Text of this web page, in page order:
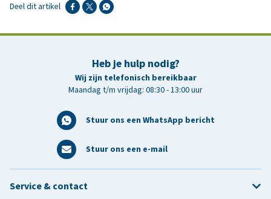
Deel dit artikel
Heb je hulp nodig?
Wij zijn telefonisch bereikbaar
Maandag t/m vrijdag: 08:30 - 13:00 uur
Stuur ons een WhatsApp bericht
Stuur ons een e-mail
Service & contact